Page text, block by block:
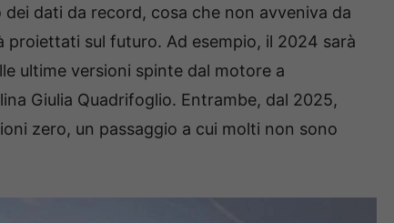
dati da record, cosa che non avveniva da
proiettati sul futuro. Ad esempio, il 2024 sarà
ultime versioni spinte dal motore a
Giulia Quadrifoglio. Entrambe, dal 2025,
zero, un passaggio a cui molti non sono